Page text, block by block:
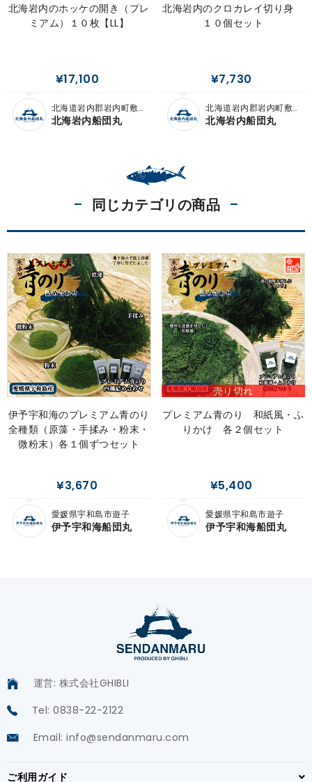
北海岩内のホッケの開き（プレ
ミアム）１０枚【LL】
¥17,100
北海道岩内郡岩内町敷
島内
北海岩内船団丸
北海岩内のクロカレイ切り身
１０個セット
¥7,730
北海道岩内郡岩内町敷
島内
北海岩内船団丸
同じカテゴリの商品
伊予宇和海のプレミアム青のり
全種類（原藻・手揉み・粉末・
微粉末）各１個ずつセット
¥3,670
愛媛県宇和島市遊子
伊予宇和海船団丸
売り切れ
プレミアム青のり 和紙風・ふ
りかけ 各２個セット
¥5,400
愛媛県宇和島市遊子
伊予宇和海船団丸
運営: 株式会社GHIBLI
Tel: 0838-22-2122
Email: info@sendanmaru.com
ご利用ガイド